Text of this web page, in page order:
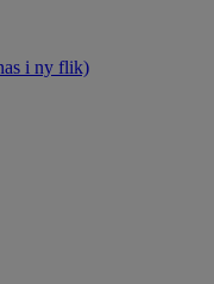
i ny flik)